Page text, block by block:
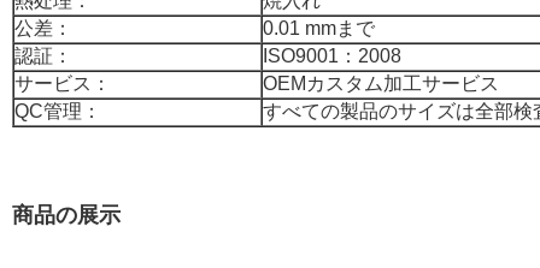
公差：
0.01 mmまで
認証：
ISO9001：2008
サービス：
OEMカスタム加工サービス
QC管理：
すべての製品のサイズは全部
商品の展示